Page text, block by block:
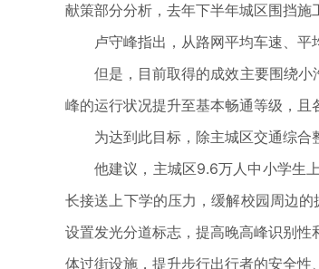
献策部分分析，去年下半年城区围挡施
卢守峰指出，从路网平均车速、平
但是，目前取得的成效主要围绕
峰的运行状况提升至基本畅通等级，且
为达到此目标，除主城区交通综合
他建议，主城区9.6万人中小学生
长接送上下学的压力，缓解校园周边
设置发光分道标志，提高晚高峰识别
体过街设施，提升步行出行者的安全